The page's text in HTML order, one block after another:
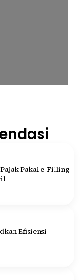
Pakai e-Filling
Efisiensi